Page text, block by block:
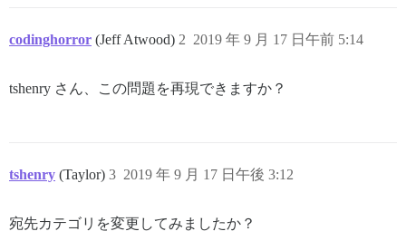
codinghorror (Jeff Atwood) 2019 年 9 月 17 日午前 5:14
2
tshenry さん、この問題を再現できますか？
tshenry (Taylor) 2019 年 9 月 17 日午後 3:12
3
宛先カテゴリを変更してみましたか？